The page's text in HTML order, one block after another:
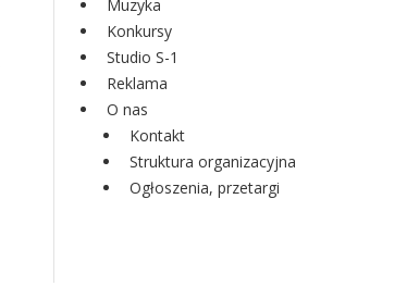
Muzyka
Konkursy
Studio S-1
Reklama
O nas
Kontakt
Struktura organizacyjna
Ogłoszenia, przetargi